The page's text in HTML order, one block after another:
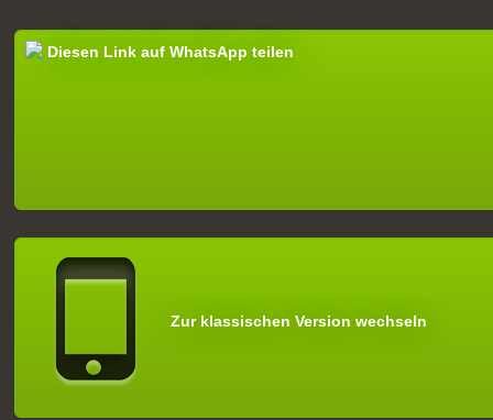
Diesen Link auf WhatsApp teilen
Zur klassischen Version wechseln